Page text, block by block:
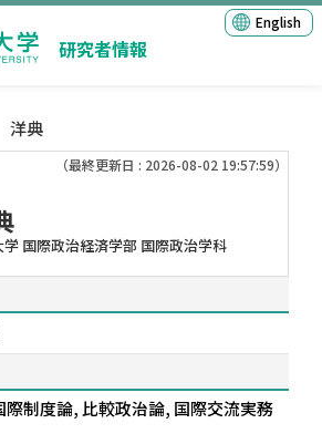
研究者情報
English
洋典
（最終更新日 : 2026-08-02 19:57:59）
国際政治経済学部 国際政治学科
際制度論, 比較政治論, 国際交流実務